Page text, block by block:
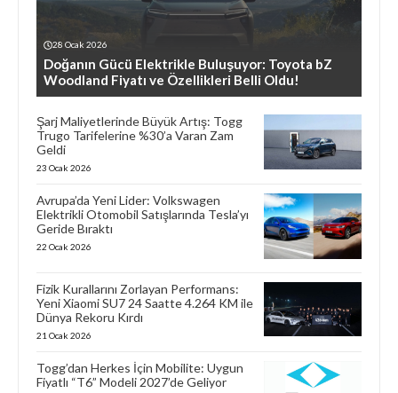
28 Ocak 2026
Doğanın Gücü Elektrikle Buluşuyor: Toyota bZ
Woodland Fiyatı ve Özellikleri Belli Oldu!
Şarj Maliyetlerinde Büyük Artış: Togg
Trugo Tarifelerine %30’a Varan Zam
Geldi
23 Ocak 2026
Avrupa’da Yeni Lider: Volkswagen
Elektrikli Otomobil Satışlarında Tesla’yı
Geride Bıraktı
22 Ocak 2026
Fizik Kurallarını Zorlayan Performans:
Yeni Xiaomi SU7 24 Saatte 4.264 KM ile
Dünya Rekoru Kırdı
21 Ocak 2026
Togg’dan Herkes İçin Mobilite: Uygun
Fiyatlı “T6” Modeli 2027’de Geliyor